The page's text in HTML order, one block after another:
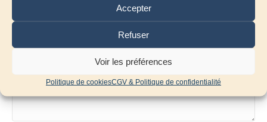
Accepter
Refuser
Voir les préférences
Politique de cookiesCGV & Politique de confidentialité